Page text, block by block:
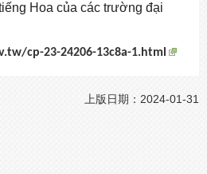
Hoa của các trường đại
cp-23-24206-13c8a-1.html
上版日期：2024-01-31